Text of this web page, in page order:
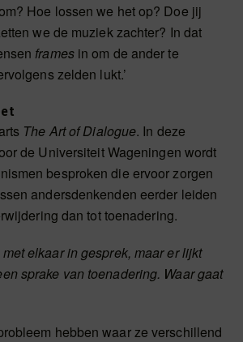
Hoe lossen we het op? Doe jij
we de muziek zachter? In dat
framesin om de ander te
zelden lukt.’
The Art of Dialogue. In deze
de Universiteit Wageningen wordt
besproken die ervoor zorgen
andersdenkenden eerder leiden
dan tot toenadering.
elkaar in gesprek, maar er lijkt
sprake van toenadering. Waar gaat
hebben waar ze verschillend